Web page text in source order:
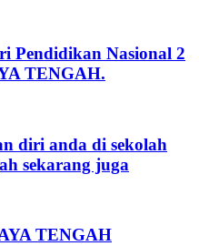
Pendidikan Nasional 2
TENGAH.
diri anda di sekolah
sekarang juga
TENGAH